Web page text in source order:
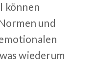
können
und
wiederum